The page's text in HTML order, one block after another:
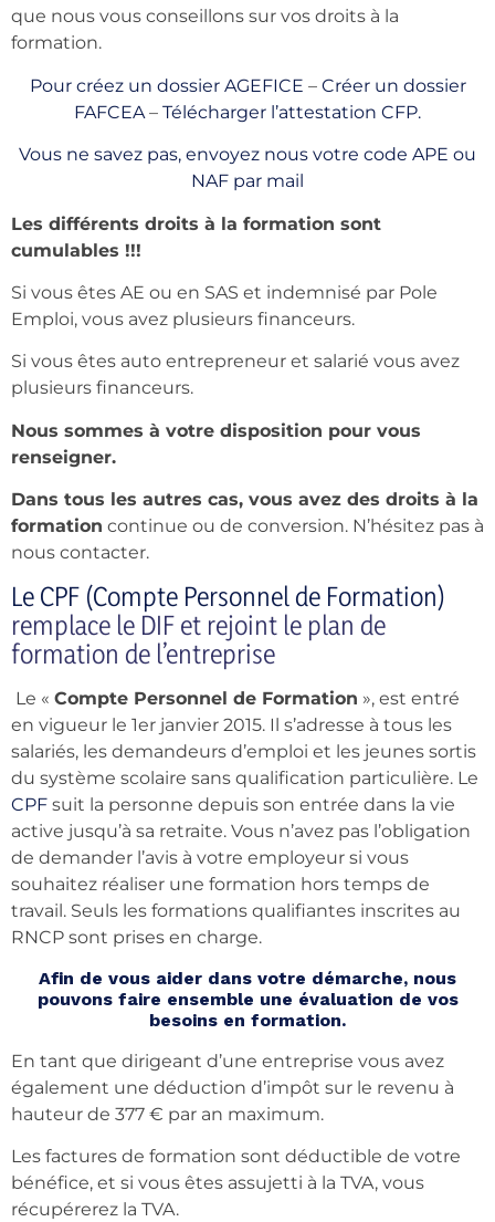
que nous vous conseillons sur vos droits à la
formation.
Pour créez un dossier AGEFICE – Créer un dossier
FAFCEA – Télécharger l’attestation CFP.
Vous ne savez pas, envoyez nous votre code APE ou
NAF par mail
Les différents droits à la formation sont
cumulables !!!
Si vous êtes AE ou en SAS et indemnisé par Pole
Emploi, vous avez plusieurs financeurs.
Si vous êtes auto entrepreneur et salarié vous avez
plusieurs financeurs.
Nous sommes à votre disposition pour vous
renseigner.
Dans tous les autres cas, vous avez des droits à la
formation continue ou de conversion. N’hésitez pas à
nous contacter.
Le CPF (Compte Personnel de Formation)
remplace le DIF et rejoint le plan de
formation de l’entreprise
Le « Compte Personnel de Formation », est entré
en vigueur le 1er janvier 2015. Il s’adresse à tous les
salariés, les demandeurs d’emploi et les jeunes sortis
du système scolaire sans qualification particulière. Le
CPF suit la personne depuis son entrée dans la vie
active jusqu’à sa retraite. Vous n’avez pas l’obligation
de demander l’avis à votre employeur si vous
souhaitez réaliser une formation hors temps de
travail. Seuls les formations qualifiantes inscrites au
RNCP sont prises en charge.
Afin de vous aider dans votre démarche, nous
pouvons faire ensemble une évaluation de vos
besoins en formation.
En tant que dirigeant d’une entreprise vous avez
également une déduction d’impôt sur le revenu à
hauteur de 377 € par an maximum.
Les factures de formation sont déductible de votre
bénéfice, et si vous êtes assujetti à la TVA, vous
récupérerez la TVA.